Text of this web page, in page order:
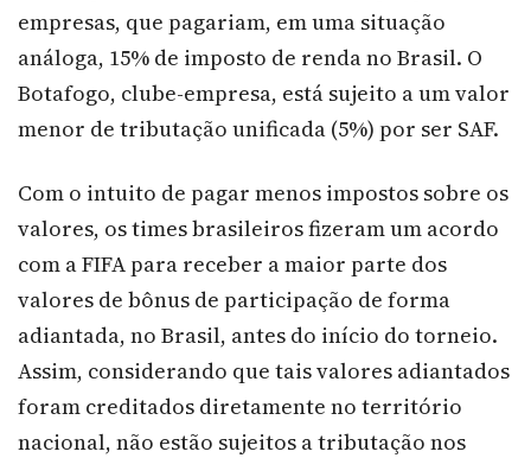
empresas, que pagariam, em uma situação
análoga, 15% de imposto de renda no Brasil. O
Botafogo, clube-empresa, está sujeito a um valor
menor de tributação unificada (5%) por ser SAF.
Com o intuito de pagar menos impostos sobre os
valores, os times brasileiros fizeram um acordo
com a FIFA para receber a maior parte dos
valores de bônus de participação de forma
adiantada, no Brasil, antes do início do torneio.
Assim, considerando que tais valores adiantados
foram creditados diretamente no território
nacional, não estão sujeitos a tributação nos